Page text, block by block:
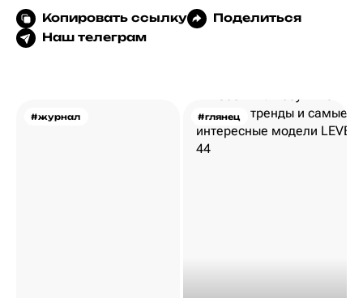
Копировать ссылку
Поделиться
Наш телеграм
#журнал #глянец